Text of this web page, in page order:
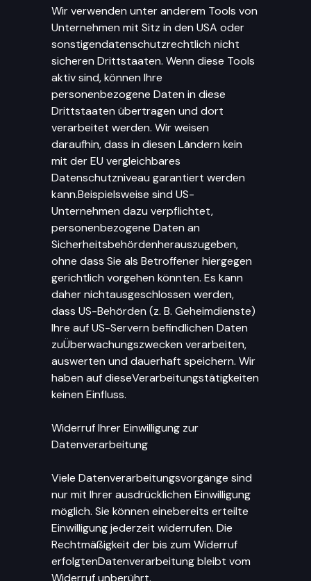
Wir verwenden unter anderem Tools von
Unternehmen mit Sitz in den USA oder
sonstigendatenschutzrechtlich nicht
sicheren Drittstaaten. Wenn diese Tools
aktiv sind, können Ihre
personenbezogene Daten in diese
Drittstaaten übertragen und dort
verarbeitet werden. Wir weisen
daraufhin, dass in diesen Ländern kein
mit der EU vergleichbares
Datenschutzniveau garantiert werden
kann.Beispielsweise sind US-
Unternehmen dazu verpflichtet,
personenbezogene Daten an
Sicherheitsbehördenherauszugeben,
ohne dass Sie als Betroffener hiergegen
gerichtlich vorgehen könnten. Es kann
daher nichtausgeschlossen werden,
dass US-Behörden (z. B. Geheimdienste)
Ihre auf US-Servern befindlichen Daten
zuÜberwachungszwecken verarbeiten,
auswerten und dauerhaft speichern. Wir
haben auf dieseVerarbeitungstätigkeiten
keinen Einfluss.
Widerruf Ihrer Einwilligung zur
Datenverarbeitung
Viele Datenverarbeitungsvorgänge sind
nur mit Ihrer ausdrücklichen Einwilligung
möglich. Sie können einebereits erteilte
Einwilligung jederzeit widerrufen. Die
Rechtmäßigkeit der bis zum Widerruf
erfolgtenDatenverarbeitung bleibt vom
Widerruf unberührt.